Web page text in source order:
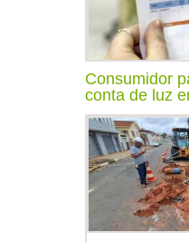
Consumidor
conta de luz